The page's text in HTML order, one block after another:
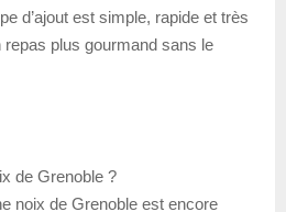
d’ajout est simple, rapide et très
plus gourmand sans le
de Grenoble ?
noix de Grenoble est encore